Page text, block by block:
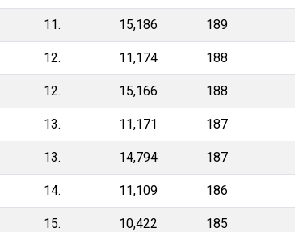
11. 15,186 189
12. 11,174 188
12. 15,166 188
13. 11,171 187
13. 14,794 187
14. 11,109 186
15. 10,422 185